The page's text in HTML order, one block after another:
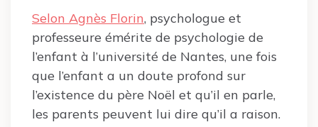
Selon Agnès Florin, psychologue et
professeure émérite de psychologie de
l’enfant à l’université de Nantes, une fois
que l’enfant a un doute profond sur
l’existence du père Noël et qu’il en parle,
les parents peuvent lui dire qu’il a raison.